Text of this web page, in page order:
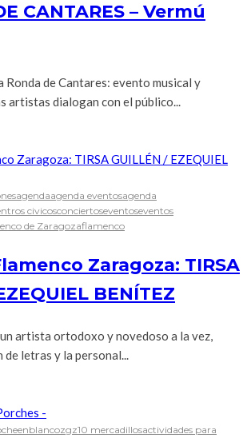
CANTARES – Vermú
Ronda de Cantares: evento musical y
artistas dialogan con el público...
agendaagenda eventosagenda
civicosconciertoseventoseventos
de Zaragozaflamenco
Zaragoza: TIRSA
BENÍTEZ
artista ortodoxo y novedoso a la vez,
de letras y la personal...
10 mercadillosactividades para